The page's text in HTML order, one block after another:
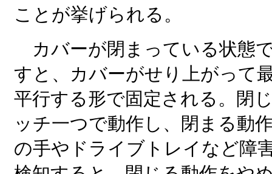
ことが挙げられる。
カバーが閉まっている状態
すと、カバーがせり上がって
平行する形で固定される。閉
ッチ一つで動作し、閉まる動
の手やドライブトレイなど障